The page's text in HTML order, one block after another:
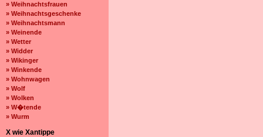
» Weihnachtsfrauen
» Weihnachtsgeschenke
» Weihnachtsmann
» Weinende
» Wetter
» Widder
» Wikinger
» Winkende
» Wohnwagen
» Wolf
» Wolken
» W�tende
» Wurm
X wie Xantippe